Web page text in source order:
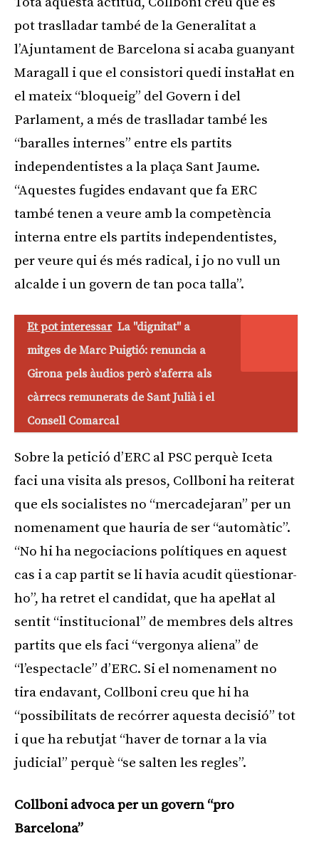
pot traslladar també de la Generalitat a
l’Ajuntament de Barcelona si acaba guanyant
Maragall i que el consistori quedi instal·lat en
el mateix “bloqueig” del Govern i del
Parlament, a més de traslladar també les
“baralles internes” entre els partits
independentistes a la plaça Sant Jaume.
“Aquestes fugides endavant que fa ERC
també tenen a veure amb la competència
interna entre els partits independentistes,
per veure qui és més radical, i jo no vull un
alcalde i un govern de tan poca talla”.
Et pot interessar La "dignitat" a
mitges de Marc Puigtió: renuncia a
Girona pels àudios però s'aferra als
càrrecs remunerats de Sant Julià i el
Consell Comarcal
Sobre la petició d’ERC al PSC perquè Iceta
faci una visita als presos, Collboni ha reiterat
que els socialistes no “mercadejaran” per un
nomenament que hauria de ser “automàtic”.
“No hi ha negociacions polítiques en aquest
cas i a cap partit se li havia acudit qüestionar-
ho”, ha retret el candidat, que ha apel·lat al
sentit “institucional” de membres dels altres
partits que els faci “vergonya aliena” de
“l’espectacle” d’ERC. Si el nomenament no
tira endavant, Collboni creu que hi ha
“possibilitats de recórrer aquesta decisió” tot
i que ha rebutjat “haver de tornar a la via
judicial” perquè “se salten les regles”.
Collboni advoca per un govern “pro
Barcelona”